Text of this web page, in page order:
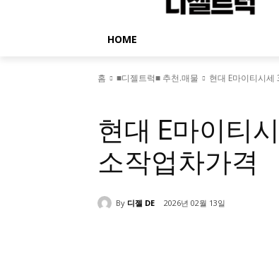
HOME
홈 ■디젤트럭■ 추천.매물 현대 E마이티시
현대 E마이티
소작업차가격
By 디젤 DE 2026년 02월 13일